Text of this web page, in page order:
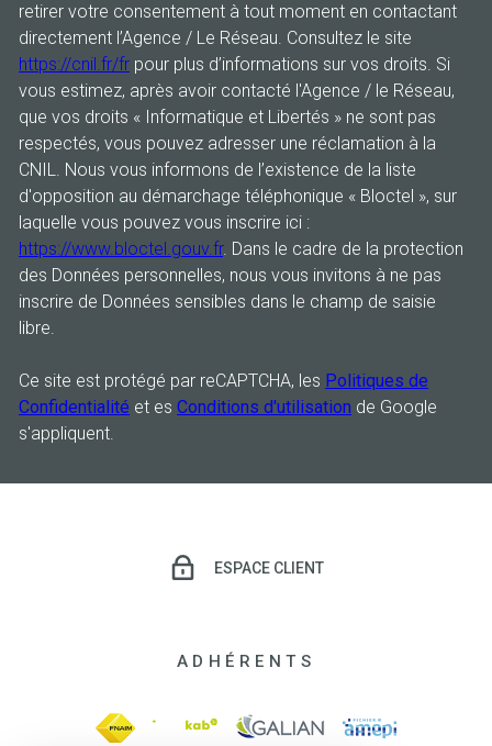
retirer votre consentement à tout moment en contactant
directement l’Agence / Le Réseau. Consultez le site
https://cnil.fr/fr pour plus d’informations sur vos droits. Si
vous estimez, après avoir contacté l'Agence / le Réseau,
que vos droits « Informatique et Libertés » ne sont pas
respectés, vous pouvez adresser une réclamation à la
CNIL. Nous vous informons de l’existence de la liste
d'opposition au démarchage téléphonique « Bloctel », sur
laquelle vous pouvez vous inscrire ici :
https://www.bloctel.gouv.fr. Dans le cadre de la protection
des Données personnelles, nous vous invitons à ne pas
inscrire de Données sensibles dans le champ de saisie
libre.
Ce site est protégé par reCAPTCHA, les Politiques de
Confidentialité et es Conditions d'utilisation de Google
s'appliquent.
ESPACE CLIENT
ADHÉRENTS